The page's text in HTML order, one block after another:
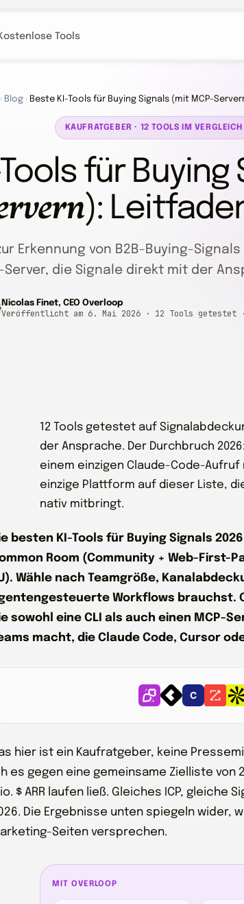
Tools
› Blog › Beste KI-Tools für Buying Signals (mit MCP-
KAUFRATGEBER · 12 TOOLS IM VERGLEICH
für Buying
):
Erkennung von B2B-Buying-
Server, die Signale direkt mit der
Nicolas Finet, CEO Overloop
Veröffentlicht am 6. Mai 2026 · 12 Tools getestet
12 Tools getestet auf
der Ansprache. Der Durchbruch
einem einzigen Claude-Code-
einzige Plattform auf dieser Liste,
nativ mitbringt.
besten KI-Tools für Buying Signals
Room (Community + Web-
Wähle nach Teamgröße,
Workflows brauchst.
sowohl eine CLI als auch einen MCP-
macht, die Claude Code, Cursor
hier ist ein Kaufratgeber, keine
es gegen eine gemeinsame Zielliste von
$ ARR laufen ließ. Gleiches ICP, gleiche
Die Ergebnisse unten spiegeln wider,
Seiten versprechen.
MIT OVERLOOP